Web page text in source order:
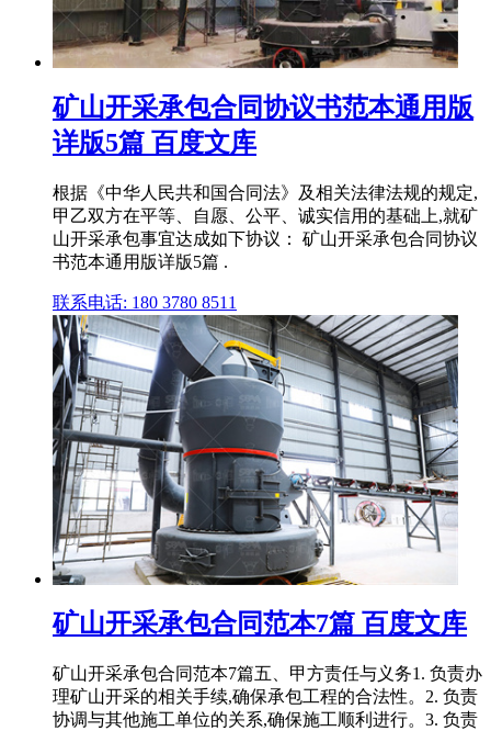
矿山开采承包合同协议书范本通用版
详版5篇 百度文库
根据《中华人民共和国合同法》及相关法律法规的规定,
甲乙双方在平等、自愿、公平、诚实信用的基础上,就矿
山开采承包事宜达成如下协议： 矿山开采承包合同协议
书范本通用版详版5篇 .
联系电话: 180 3780 8511
矿山开采承包合同范本7篇 百度文库
矿山开采承包合同范本7篇五、甲方责任与义务1. 负责办
理矿山开采的相关手续,确保承包工程的合法性。2. 负责
协调与其他施工单位的关系,确保施工顺利进行。3. 负责